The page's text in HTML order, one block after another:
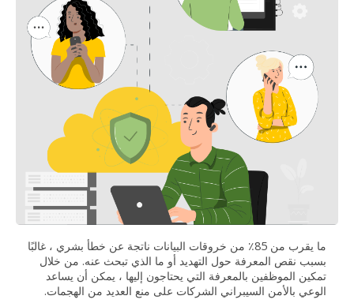
تسجيل الدخول
ما يقرب من 85٪ من خروقات البيانات ناتجة عن خطأ بشري ، غالبًا
بسبب نقص المعرفة حول التهديد أو ما الذي تبحث عنه. من خلال
تمكين الموظفين بالمعرفة التي يحتاجون إليها ، يمكن أن يساعد
الوعي بالأمن السيبراني الشركات على منع العديد من الهجمات.